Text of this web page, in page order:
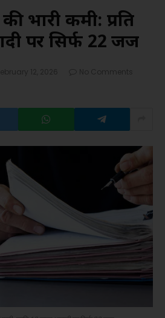
भारी कमी: प्रति
पर सिर्फ 22 जज
12, 2026
No Comments